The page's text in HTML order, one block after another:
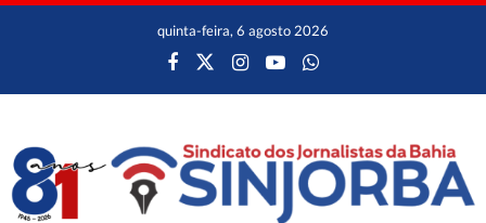
quinta-feira, 6 agosto 2026